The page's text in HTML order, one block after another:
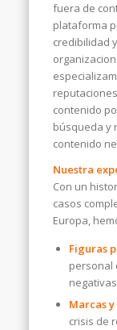
fuera de
plataforma
credibilidad
contenido
búsqueda y
contenido
Nuestra
Con un
casos
Europa,
Figuras
personal
Marcas
crisis de